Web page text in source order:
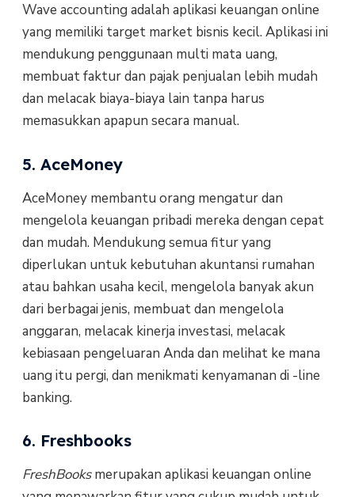
Wave accounting adalah aplikasi keuangan online
yang memiliki target market bisnis kecil. Aplikasi ini
mendukung penggunaan multi mata uang,
membuat faktur dan pajak penjualan lebih mudah
dan melacak biaya-biaya lain tanpa harus
memasukkan apapun secara manual.
5. AceMoney
AceMoney membantu orang mengatur dan
mengelola keuangan pribadi mereka dengan cepat
dan mudah. Mendukung semua fitur yang
diperlukan untuk kebutuhan akuntansi rumahan
atau bahkan usaha kecil, mengelola banyak akun
dari berbagai jenis, membuat dan mengelola
anggaran, melacak kinerja investasi, melacak
kebiasaan pengeluaran Anda dan melihat ke mana
uang itu pergi, dan menikmati kenyamanan di -line
banking.
6. Freshbooks
FreshBooksmerupakan aplikasi keuangan online